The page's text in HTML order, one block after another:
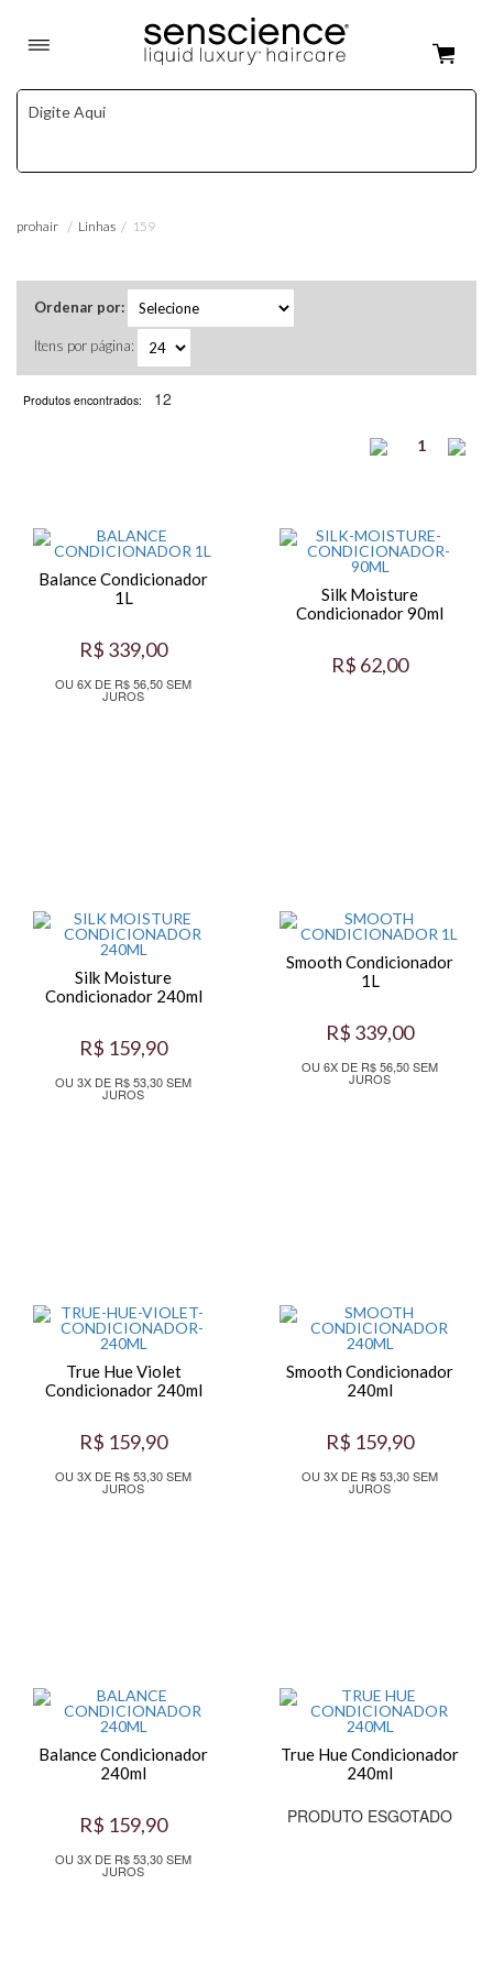
prohair Linhas 159
Ordenar por:
Itens por página:
Produtos encontrados: 12
1
Balance Condicionador
1L
R$ 339,00
OU 6X DE R$ 56,50 SEM
JUROS
Silk Moisture
Condicionador 90ml
R$ 62,00
Silk Moisture
Condicionador 240ml
R$ 159,90
OU 3X DE R$ 53,30 SEM
JUROS
Smooth Condicionador
1L
R$ 339,00
OU 6X DE R$ 56,50 SEM
JUROS
True Hue Violet
Condicionador 240ml
R$ 159,90
OU 3X DE R$ 53,30 SEM
JUROS
Smooth Condicionador
240ml
R$ 159,90
OU 3X DE R$ 53,30 SEM
JUROS
Balance Condicionador
240ml
R$ 159,90
OU 3X DE R$ 53,30 SEM
JUROS
True Hue Condicionador
240ml
PRODUTO ESGOTADO